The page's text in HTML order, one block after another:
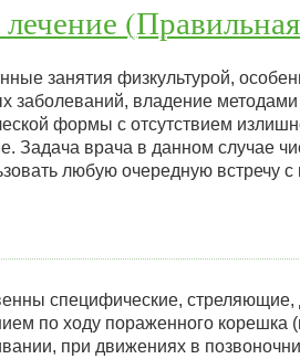
занятия физкультурой,
заболеваний, владение
формы с отсутствием
Задача врача в данном случае
любую очередную встречу
специфические, стреляющие,
по ходу пораженного корешка
при движениях в